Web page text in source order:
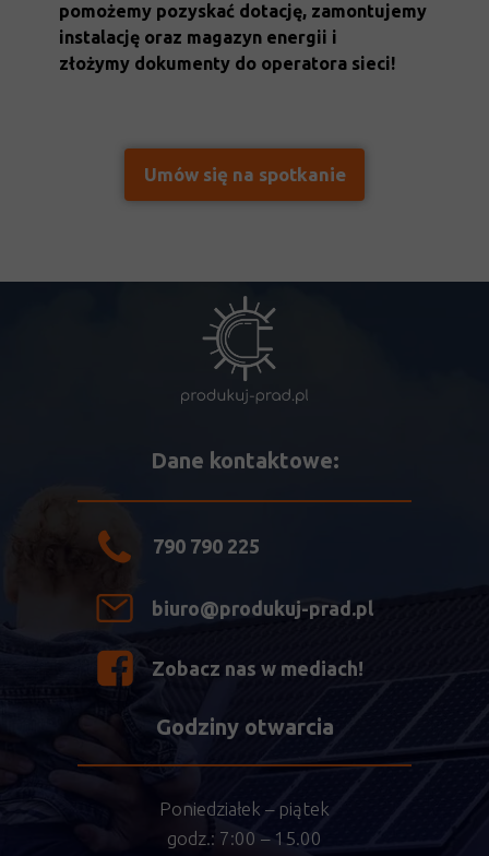
Umów się na spotkanie
pomożemy pozyskać dotację, zamontujemy
instalację oraz magazyn energii i
złożymy dokumenty do operatora sieci!
Zobacz nas w mediach!
biuro@produkuj-prad.pl
790 790 225
Dane kontaktowe:
Godziny otwarcia
Poniedziałek – piątek
godz.: 7:00 – 15.00